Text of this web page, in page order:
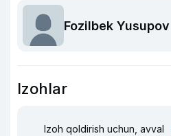
Fozilbek Yusupov
Izohlar
Izoh qoldirish uchun, avval